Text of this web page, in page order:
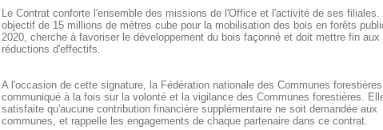
Le Contrat conforte l'ensemble des missions de l'Office et l'activité de ses
objectif de 15 millions de mètres cube pour la mobilisation des bois en forêts
2020, cherche à favoriser le développement du bois façonné et doit mettre fin aux
réductions d'effectifs.
A l'occasion de cette signature, la Fédération nationale des Communes
communiqué à la fois sur la volonté et la vigilance des Communes forestières.
satisfaite qu'aucune contribution financière supplémentaire ne soit demandée aux
communes, et rappelle les engagements de chaque partenaire dans ce contrat.